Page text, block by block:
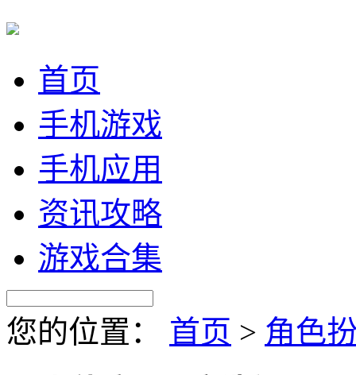
首页
手机游戏
手机应用
资讯攻略
游戏合集
您的位置： 首页 > 角色